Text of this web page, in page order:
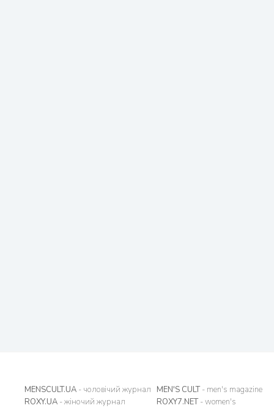
MENSCULT.UA - чоловічий журнал
ROXY.UA - жіночий журнал
MEN'S CULT- men's magazine
ROXY7.NET- women's